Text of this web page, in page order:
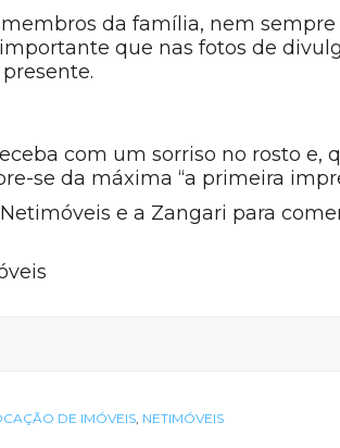
da família, nem
que nas fotos de
com um sorriso no rosto e,
se da máxima “a primeira
e a Zangari para
DE IMÓVEIS NETIMÓVEIS